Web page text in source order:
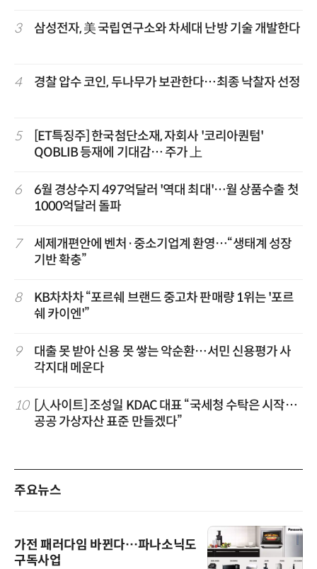
3 삼성전자, 美 국립연구소와 차세대 난방 기술 개발한다
4 경찰 압수 코인, 두나무가 보관한다…최종 낙찰자 선정
5
[ET특징주] 한국첨단소재, 자회사 '코리아퀀텀'
QOBLIB 등재에 기대감… 주가 上
6
6월 경상수지 497억달러 '역대 최대'…월 상품수출 첫
1000억달러 돌파
7
세제개편안에 벤처·중소기업계 환영…“생태계 성장
기반 확충”
8
KB차차차 “포르쉐 브랜드 중고차 판매량 1위는 '포르
쉐 카이엔'”
9
대출 못 받아 신용 못 쌓는 악순환…서민 신용평가 사
각지대 메운다
10
[人사이트] 조성일 KDAC 대표 “국세청 수탁은 시작…
공공 가상자산 표준 만들겠다”
주요뉴스
가전 패러다임 바뀐다…파나소닉도
구독사업